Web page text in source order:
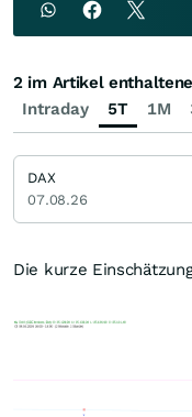
Die kurze
Intraday 5T 1M
2 im Artikel
DAX
07.08.26